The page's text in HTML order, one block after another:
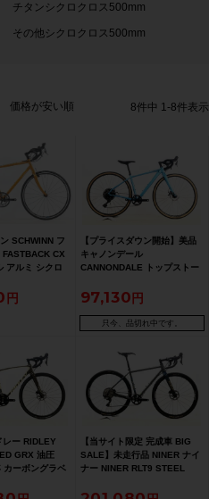
チタンシクロクロス500mm
その他シクロクロス500mm
価格が安い順 8件中 1-8件表示
SCHWINN フ
FASTBACK CX
アルミ シクロ
速（サイクルパ
り配送）
【プライスダウン開始】美品
キャノンデール
CANNONDALE トップストー
DISC 2022年 グラベルロード
ロードバイク XSサイズ アル
パイン【お買い得SALE】
97,130
只今、品切れ中です。
レー RIDLEY
GRX 油圧
カーボングラベ
【当サイト限定 完成車 BIG
SALE】未走行品 NINER ナイ
ナー NINER RLT9 STEEL
ベルクロモリロードバイク 47